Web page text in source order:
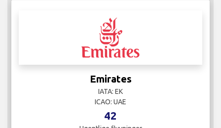
Emirates
IATA: EK
ICAO: UAE
42